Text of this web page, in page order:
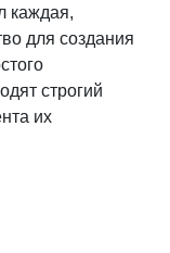
каждая,
для создания
строгий
их